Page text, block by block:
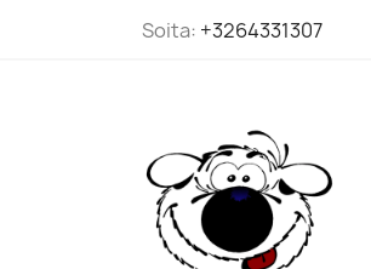
Soita: +3264331307